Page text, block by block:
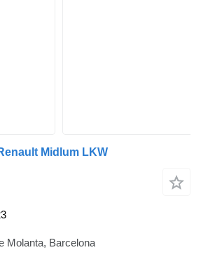
Midlum LKW
Molanta, Barcelona